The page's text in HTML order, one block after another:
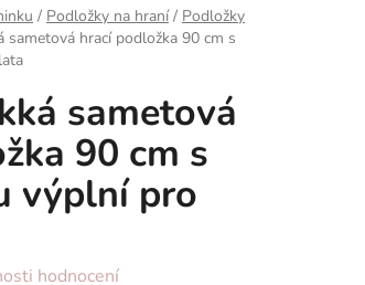
/ Podložky na hraní / Podložky
sametová hrací podložka 90 cm s
sametová
90 cm s
výplní pro
hodnocení